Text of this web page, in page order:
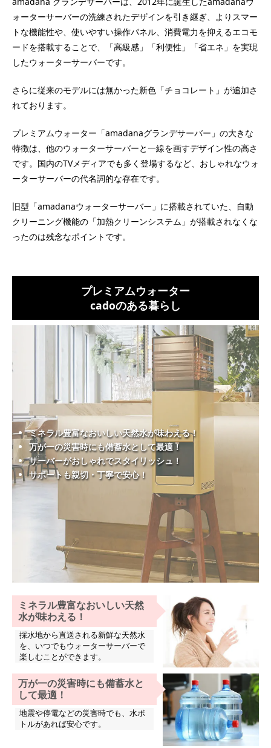
ォーターサーバーの洗練されたデザインを引き継ぎ、よりスマー
トな機能性や、使いやすい操作パネル、消費電力を抑えるエコモ
ードを搭載することで、「高級感」「利便性」「省エネ」を実現
したウォーターサーバーです。
さらに従来のモデルには無かった新色「チョコレート」が追加さ
れております。
プレミアムウォーター「amadanaグランデサーバー」の大きな
特徴は、他のウォーターサーバーと一線を画すデザイン性の高さ
です。国内のTVメディアでも多く登場するなど、おしゃれなウォ
ーターサーバーの代名詞的な存在です。
旧型「amadanaウォーターサーバー」に搭載されていた、自動
クリーニング機能の「加熱クリーンシステム」が搭載されなくな
ったのは残念なポイントです。
プレミアムウォーター
cadoのある暮らし
ミネラル豊富なおいしい天然水が味わえる！
万が一の災害時にも備蓄水として最適！
サーバーがおしゃれでスタイリッシュ！
サポートも親切・丁寧で安心！
ミネラル豊富なおいしい天然
水が味わえる！
採水地から直送される新鮮な天然水
を、いつでもウォーターサーバーで
楽しむことができます。
万が一の災害時にも備蓄水と
して最適！
地震や停電などの災害時でも、水ボ
トルがあれば安心です。